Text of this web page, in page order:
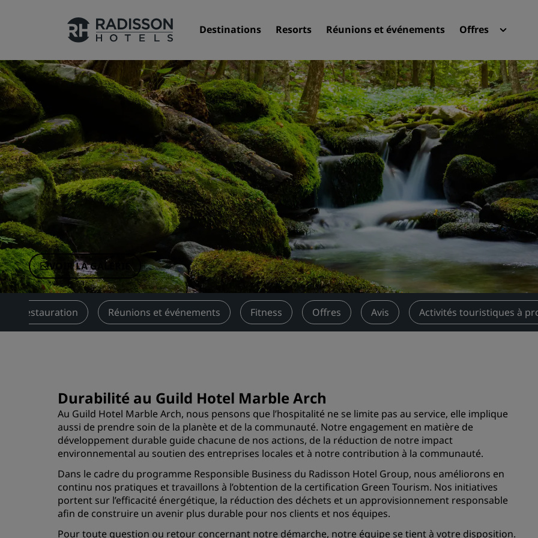
Destinations Resorts Réunions et événements Offres
Mes
Nos enseignes
Marques Radisson Hotels
Marques affiliées en Chine
Trouvez votre hôtel
Destinations
Resorts
Appartements hôteliers
Hôtels d'aéroport
Nouveaux et futurs hôtels
Réunions et événements
Découvrez Radisson
Réservez une salle de
Demander un devis
Pour les événements
Solutions d’entreprise
Restaurants
Rechercher un restaurant
Services numériques
Application Radisson Hotels
VOIR LA GALERIE
Restauration Réunions et événements Fitness Offres Avis Activités touristiques à
Durabilité au Guild Hotel Marble Arch
Au Guild Hotel Marble Arch, nous pensons que l’hospitalité ne se limite pas au service, elle implique
aussi de prendre soin de la planète et de la communauté. Notre engagement en matière de
développement durable guide chacune de nos actions, de la réduction de notre impact
environnemental au soutien des entreprises locales et à notre contribution à la communauté.
Dans le cadre du programme Responsible Business du Radisson Hotel Group, nous améliorons en
continu nos pratiques et travaillons à l’obtention de la certification Green Tourism. Nos initiatives
portent sur l’efficacité énergétique, la réduction des déchets et un approvisionnement responsable
afin de construire un avenir plus durable pour nos clients et nos équipes.
Pour toute question ou retour concernant notre démarche, notre équipe se tient à votre disposition.